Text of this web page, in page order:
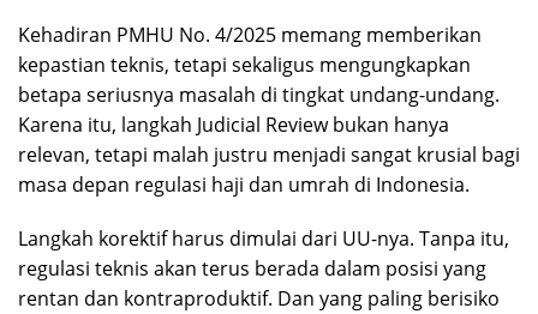
Kehadiran PMHU No. 4/2025 memang memberikan
kepastian teknis, tetapi sekaligus mengungkapkan
betapa seriusnya masalah di tingkat undang-undang.
Karena itu, langkah Judicial Review bukan hanya
relevan, tetapi malah justru menjadi sangat krusial bagi
masa depan regulasi haji dan umrah di Indonesia.
Langkah korektif harus dimulai dari UU-nya. Tanpa itu,
regulasi teknis akan terus berada dalam posisi yang
rentan dan kontraproduktif. Dan yang paling berisiko